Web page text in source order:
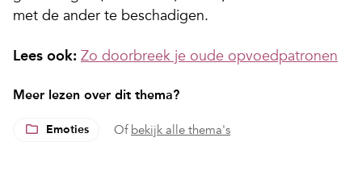
met de ander te beschadigen.
Lees ook: Zo doorbreek je oude opvoedpatronen
Meer lezen over dit thema?
Emoties Of bekijk alle thema's